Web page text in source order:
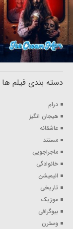
دسته بندی فیلم ها
درام
هیجان انگیز
عاشقانه
مستند
ماجراجویی
خانوادگی
انیمیشن
تاریخی
موزیک
بیوگرافی
وسترن